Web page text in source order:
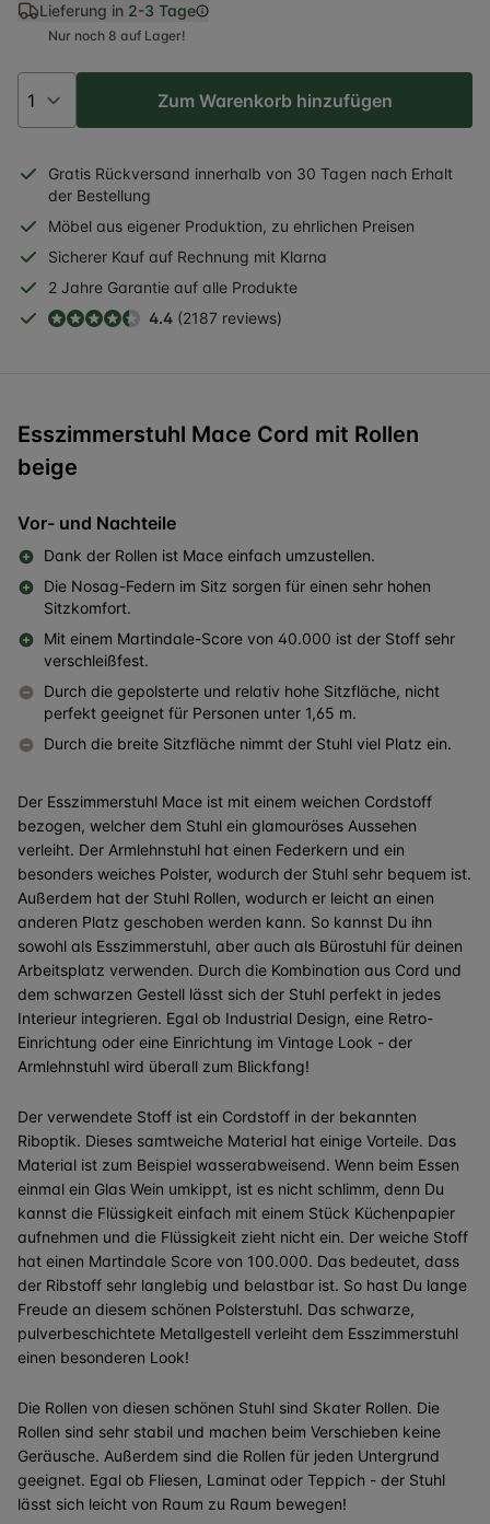
Lieferung in 2-3 Tage
Nur noch 8 auf Lager!
Zum Warenkorb hinzufügen
Gratis Rückversand innerhalb von 30 Tagen nach Erhalt
der Bestellung
Möbel aus eigener Produktion, zu ehrlichen Preisen
Sicherer Kauf auf Rechnung mit Klarna
2 Jahre Garantie auf alle Produkte
4.4 (2187 reviews)
Esszimmerstuhl Mace Cord mit Rollen
beige
Vor- und Nachteile
Dank der Rollen ist Mace einfach umzustellen.
Die Nosag-Federn im Sitz sorgen für einen sehr hohen
Sitzkomfort.
Mit einem Martindale-Score von 40.000 ist der Stoff sehr
verschleißfest.
Durch die gepolsterte und relativ hohe Sitzfläche, nicht
perfekt geeignet für Personen unter 1,65 m.
Durch die breite Sitzfläche nimmt der Stuhl viel Platz ein.
Der Esszimmerstuhl Mace ist mit einem weichen Cordstoff
bezogen, welcher dem Stuhl ein glamouröses Aussehen
verleiht. Der Armlehnstuhl hat einen Federkern und ein
besonders weiches Polster, wodurch der Stuhl sehr bequem ist.
Außerdem hat der Stuhl Rollen, wodurch er leicht an einen
anderen Platz geschoben werden kann. So kannst Du ihn
sowohl als Esszimmerstuhl, aber auch als Bürostuhl für deinen
Arbeitsplatz verwenden. Durch die Kombination aus Cord und
dem schwarzen Gestell lässt sich der Stuhl perfekt in jedes
Interieur integrieren. Egal ob Industrial Design, eine Retro-
Einrichtung oder eine Einrichtung im Vintage Look - der
Armlehnstuhl wird überall zum Blickfang!
Der verwendete Stoff ist ein Cordstoff in der bekannten
Riboptik. Dieses samtweiche Material hat einige Vorteile. Das
Material ist zum Beispiel wasserabweisend. Wenn beim Essen
einmal ein Glas Wein umkippt, ist es nicht schlimm, denn Du
kannst die Flüssigkeit einfach mit einem Stück Küchenpapier
aufnehmen und die Flüssigkeit zieht nicht ein. Der weiche Stoff
hat einen Martindale Score von 100.000. Das bedeutet, dass
der Ribstoff sehr langlebig und belastbar ist. So hast Du lange
Freude an diesem schönen Polsterstuhl. Das schwarze,
pulverbeschichtete Metallgestell verleiht dem Esszimmerstuhl
einen besonderen Look!
Die Rollen von diesen schönen Stuhl sind Skater Rollen. Die
Rollen sind sehr stabil und machen beim Verschieben keine
Geräusche. Außerdem sind die Rollen für jeden Untergrund
geeignet. Egal ob Fliesen, Laminat oder Teppich - der Stuhl
lässt sich leicht von Raum zu Raum bewegen!